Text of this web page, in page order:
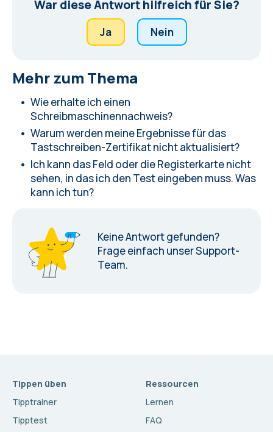
War diese Antwort hilfreich für Sie?
Ja Nein
Mehr zum Thema
Wie erhalte ich einen
Schreibmaschinennachweis?
Warum werden meine Ergebnisse für das
Tastschreiben-Zertifikat nicht aktualisiert?
Ich kann das Feld oder die Registerkarte nicht
sehen, in das ich den Test eingeben muss. Was
kann ich tun?
Keine Antwort gefunden?
Frage einfach unser Support-
Team.
Tippen üben
Tipptrainer
Tipptest
Ressourcen
Lernen
FAQ